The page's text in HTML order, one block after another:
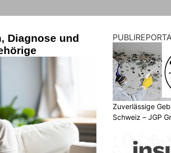
Diagnose und
Zuverlässige
Schweiz – JGP